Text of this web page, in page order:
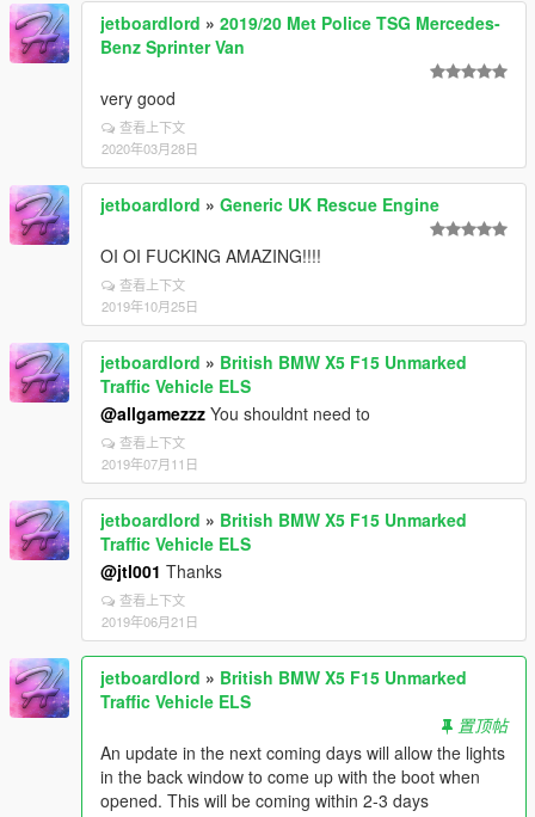
jetboardlord » 2019/20 Met Police TSG Mercedes-
Benz Sprinter Van
very good
查看上下文
2020年03月28日
jetboardlord » Generic UK Rescue Engine
OI OI FUCKING AMAZING!!!!
查看上下文
2019年10月25日
jetboardlord » British BMW X5 F15 Unmarked
Traffic Vehicle ELS
@allgamezzz You shouldnt need to
查看上下文
2019年07月11日
jetboardlord » British BMW X5 F15 Unmarked
Traffic Vehicle ELS
@jtl001 Thanks
查看上下文
2019年06月21日
jetboardlord » British BMW X5 F15 Unmarked
Traffic Vehicle ELS
置顶帖
An update in the next coming days will allow the lights
in the back window to come up with the boot when
opened. This will be coming within 2-3 days